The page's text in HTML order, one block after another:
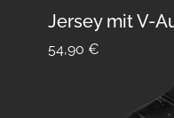
Jersey mit V-
54,90 €